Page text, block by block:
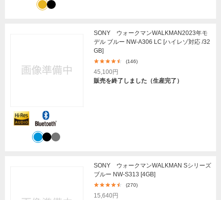
SONY ウォークマンWALKMAN2023年モ
デル ブルー NW-A306 LC [ハイレゾ対応 /32
GB]
(146)
45,100円
販売を終了しました（生産完了）
SONY ウォークマンWALKMAN Sシリーズ
ブルー NW-S313 [4GB]
(270)
15,640円